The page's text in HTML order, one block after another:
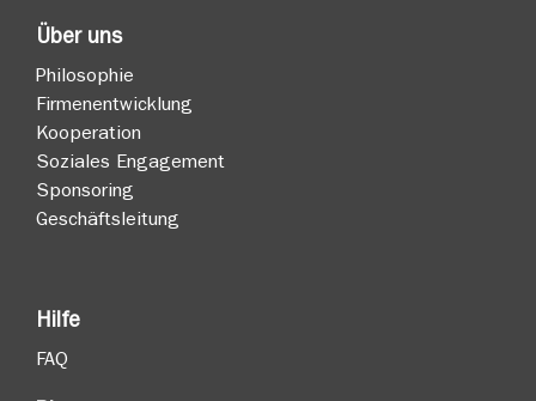
Über uns
Philosophie
Firmenentwicklung
Kooperation
Soziales Engagement
Sponsoring
Geschäftsleitung
Hilfe
FAQ